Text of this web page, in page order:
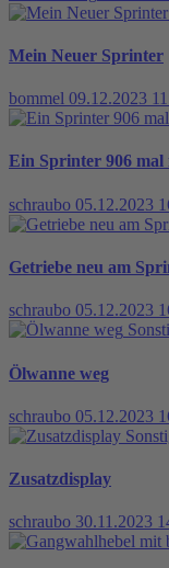
Mein Neuer Sprinter
bommel 09.12.2023
Ein Sprinter 906
schraubo 05.12.2023
Getriebe neu am
schraubo 05.12.2023
Ölwanne weg
schraubo 05.12.2023
Zusatzdisplay
schraubo 30.11.2023